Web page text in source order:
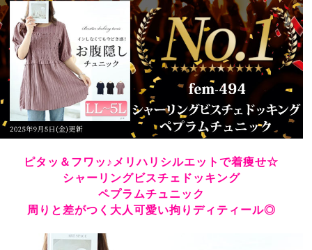
ピタッ＆フワッ♪メリハリシルエットで着痩せ☆
シャーリングビスチェドッキング
ペプラムチュニック
周りと差がつく大人可愛い拘りディティール◎